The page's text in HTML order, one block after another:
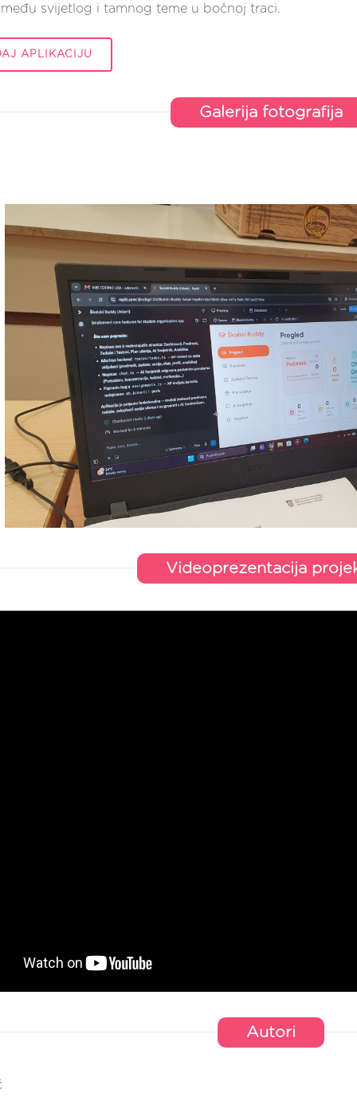
svijetlog i tamnog teme u bočnoj traci.
APLIKACIJU
Galerija fotografija
Videoprezentacija
Autori